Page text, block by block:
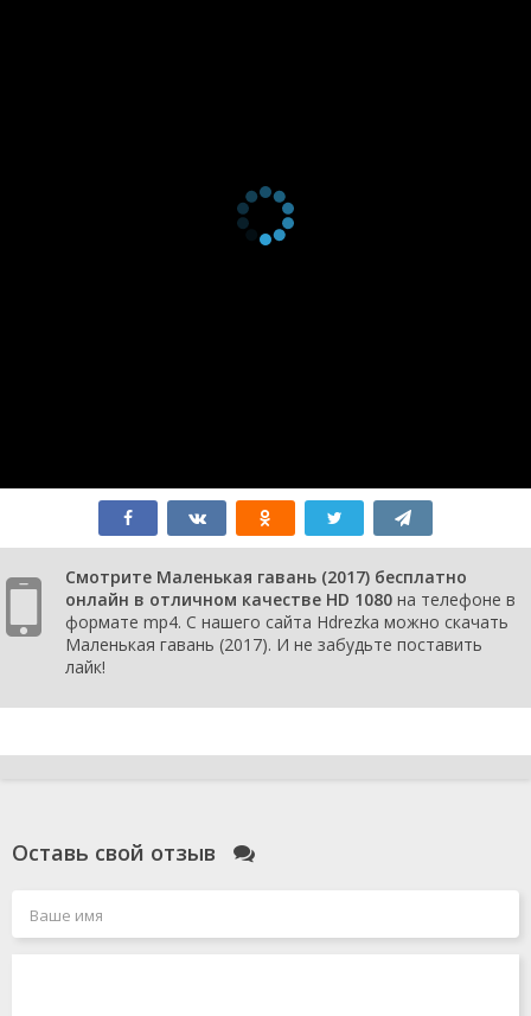
Смотрите Маленькая гавань (2017) бесплатно
онлайн в отличном качестве HD 1080 на телефоне в
формате mp4. С нашего сайта Hdrezka можно скачать
Маленькая гавань (2017). И не забудьте поставить
лайк!
Оставь свой отзыв